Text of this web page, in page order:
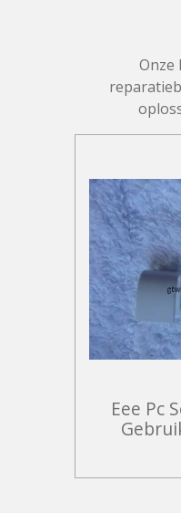
Onze
Eee Pc